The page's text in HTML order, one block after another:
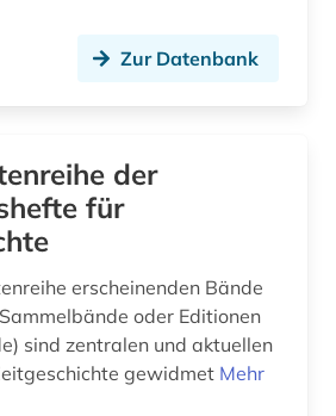
Zur Datenbank
der
für
erscheinenden Bände
oder Editionen
sind zentralen und aktuellen
gewidmet Mehr